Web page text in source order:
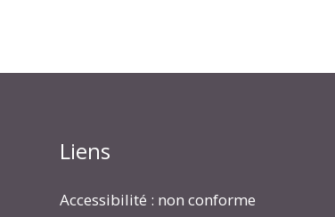
Liens
Accessibilité : non conforme